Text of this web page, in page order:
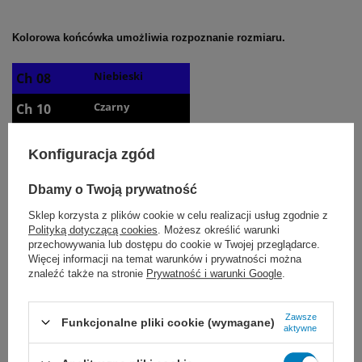
Kolorowa końcówka umożliwia rozpoznanie rozmiaru.
Ch 08 Niebieski
Ch 10 Czarny
Pomarańczowy
Ch 18 Czerwony
Ch 20 Żółty
Fioletowy
Na prośbę klienta jesteśmy w stanie
Konfiguracja zgód
Dbamy o Twoją prywatność
Sklep korzysta z plików cookie w celu realizacji usług zgodnie z
Polityką dotyczącą cookies . Możesz określić warunki
przechowywania lub dostępu do cookie w Twojej przeglądarce.
Więcej informacji na temat warunków i prywatności można
znaleźć także na stronie Prywatność i warunki Google
Funkcjonalne pliki cookie (wymagane)
Zawsze
aktywne